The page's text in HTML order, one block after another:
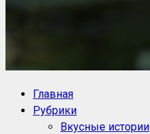
Блог историй NoorySan
Главная
Рубрики
Вкусные истории